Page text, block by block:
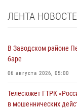
ЛЕНТА
В Заводском районе
баре
06 августа 2026, 05:00
Телесюжет ГТРК
в мошеннических